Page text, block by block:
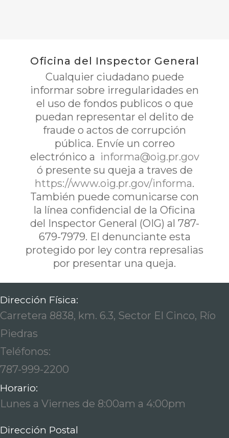
Oficina del Inspector General
Cualquier ciudadano puede
informar sobre irregularidades en
el uso de fondos publicos o que
puedan representar el delito de
fraude o actos de corrupción
pública. Envíe un correo
electrónico a informa@oig.pr.gov
ó presente su queja a traves de
https://www.oig.pr.gov/informa.
También puede comunicarse con
la línea confidencial de la Oficina
del Inspector General (OIG) al 787-
679-7979. El denunciante esta
protegido por ley contra represalias
por presentar una queja.
Dirección Física:
Carretera 8838, km. 6.3, Sector El Cinco, Río
Piedras
Teléfonos:
787-999-2200
Horario:
Lunes a Viernes de 8:00am a 4:00pm
Dirección Postal